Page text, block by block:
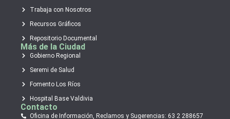
Trabaja con Nosotros
Recursos Gráficos
Repositorio Documental
Más de la Ciudad
Gobierno Regional
Seremi de Salud
Fomento Los Ríos
Hospital Base Valdivia
Contacto
Oficina de Información, Reclamos y Sugerencias: 63 2 288657